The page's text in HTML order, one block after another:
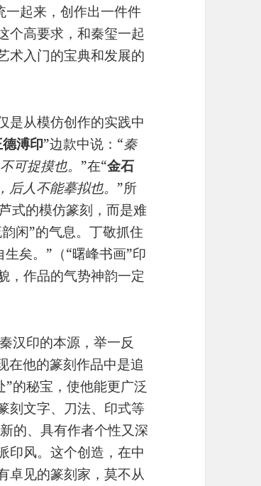
一起来，创作出一件件
个高要求，和秦玺一起
术入门的宝典和发展的
是从模仿创作的实践中
溥印”边款中说：“秦
可捉摸也。”在“金石
后人不能摹拟也。”所
式的模仿篆刻，而是难
闲”的气息。丁敬抓住
矣。”（“曙峰书画”印
，作品的气势神韵一定
汉印的本源，举一反
在他的篆刻作品中是追
的秘宝，使他能更广泛
刻文字、刀法、印式等
的、具有作者个性又深
风。这个创造，在中
卓见的篆刻家，莫不从